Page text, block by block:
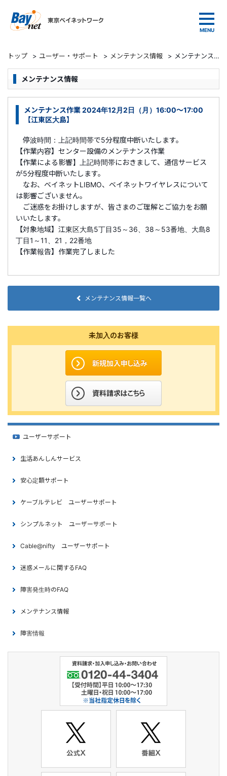
トップ > ユーザー・サポート > メンテナンス情報 > メンテナンス作業 2024年12月2日（月）16:00～17:00 【江東区大島】
メンテナンス情報
メンテナンス作業 2024年12月2日（月）16:00～17:00
【江東区大島】
停波時間：上記時間帯で5分程度中断いたします。
【作業内容】センター設備のメンテナンス作業
【作業による影響】上記時間帯におきまして、通信サービス
が5分程度中断いたします。
なお、ベイネットLIBMO、ベイネットワイヤレスについて
は影響ございません。
ご迷惑をお掛けしますが、皆さまのご理解とご協力をお願
いいたします。
【対象地域】江東区大島5丁目35～36、38～53番地、大島8
丁目1～11、21，22番地
【作業報告】作業完了しました
メンテナンス情報一覧へ
未加入のお客様
ユーザーサポート
生活あんしんサービス
安心定額サポート
ケーブルテレビ ユーザーサポート
シンプルネット ユーザーサポート
Cable@nifty ユーザーサポート
迷惑メールに関するFAQ
障害発生時のFAQ
メンテナンス情報
障害情報